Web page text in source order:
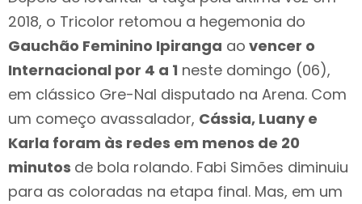
2018, o Tricolor retomou a hegemonia do
Gauchão Feminino Ipiranga ao vencer o
Internacional por 4 a 1 neste domingo (06),
em clássico Gre-Nal disputado na Arena. Com
um começo avassalador, Cássia, Luany e
Karla foram às redes em menos de 20
minutos de bola rolando. Fabi Simões diminuiu
para as coloradas na etapa final. Mas, em um